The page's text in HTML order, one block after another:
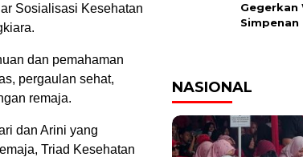
Sosialisasi Kesehatan
dan pemahaman
pergaulan sehat,
remaja.
dan Arini yang
Triad Kesehatan
Gegerkan
Simpenan
NASIONAL